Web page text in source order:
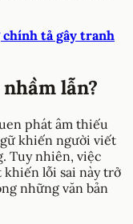
chính tả gây tranh
lẫn?
phát âm thiếu
khiến người viết
Tuy nhiên, việc
lỗi sai này trở
những văn bản